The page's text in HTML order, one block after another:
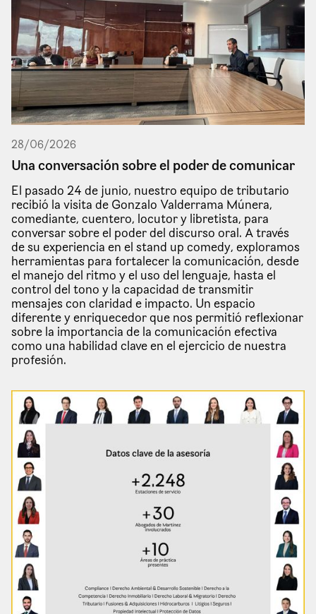
28/06/2026
Una conversación sobre el poder de comunicar
El pasado 24 de junio, nuestro equipo de tributario
recibió la visita de Gonzalo Valderrama Múnera,
comediante, cuentero, locutor y libretista, para
conversar sobre el poder del discurso oral. A través
de su experiencia en el stand up comedy, exploramos
herramientas para fortalecer la comunicación, desde
el manejo del ritmo y el uso del lenguaje, hasta el
control del tono y la capacidad de transmitir
mensajes con claridad e impacto. Un espacio
diferente y enriquecedor que nos permitió reflexionar
sobre la importancia de la comunicación efectiva
como una habilidad clave en el ejercicio de nuestra
profesión.